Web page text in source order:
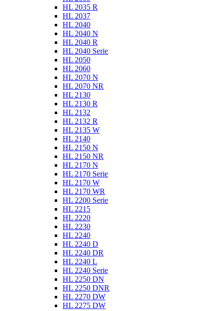
HL 2035 R
HL 2037
HL 2040
HL 2040 N
HL 2040 R
HL 2040 Serie
HL 2050
HL 2060
HL 2070 N
HL 2070 NR
HL 2130
HL 2130 R
HL 2132
HL 2132 R
HL 2135 W
HL 2140
HL 2150 N
HL 2150 NR
HL 2170 N
HL 2170 Serie
HL 2170 W
HL 2170 WR
HL 2200 Serie
HL 2215
HL 2220
HL 2230
HL 2240
HL 2240 D
HL 2240 DR
HL 2240 L
HL 2240 Serie
HL 2250 DN
HL 2250 DNR
HL 2270 DW
HL 2275 DW